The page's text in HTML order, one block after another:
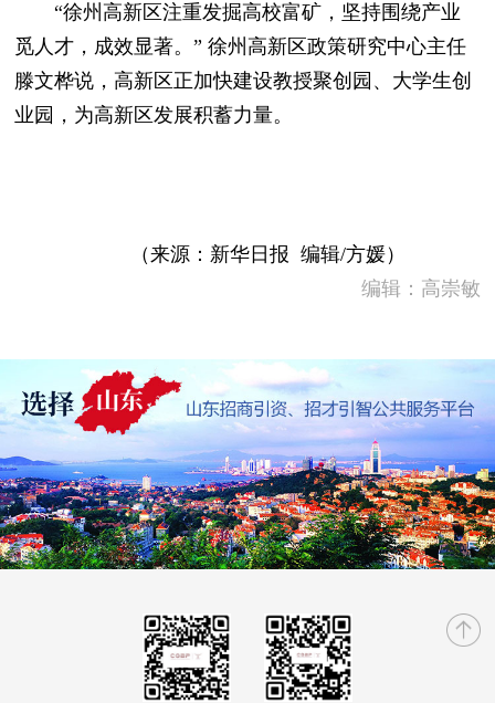
“徐州高新区注重发掘高校富矿，坚持围绕产业
觅人才，成效显著。” 徐州高新区政策研究中心主任
滕文桦说，高新区正加快建设教授聚创园、大学生创
业园，为高新区发展积蓄力量。
（来源：新华日报 编辑/方媛）
编辑：高崇敏